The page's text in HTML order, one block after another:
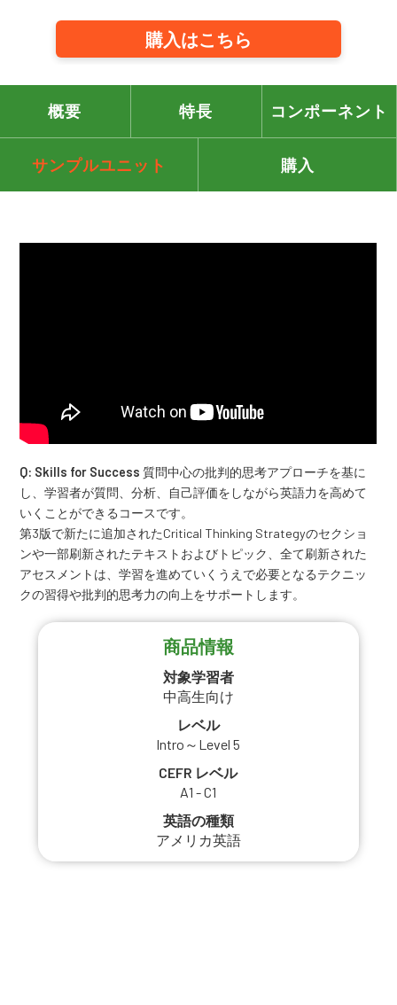
購入はこちら
概要 特長 コンポーネント
サンプルユニット 購入
Q: Skills for Success 質問中心の批判的思考アプローチを基に
し、学習者が質問、分析、自己評価をしながら英語力を高めて
いくことができるコースです。
第3版で新たに追加されたCritical Thinking Strategyのセクショ
ンや一部刷新されたテキストおよびトピック、全て刷新された
アセスメントは、学習を進めていくうえで必要となるテクニッ
クの習得や批判的思考力の向上をサポートします。
商品情報
対象学習者
中高生向け
レベル
Intro～Level 5
CEFR レベル
A1 - C1
英語の種類
アメリカ英語